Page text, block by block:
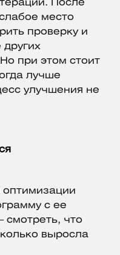
После
место
проверку и
других
при этом стоит
лучше
улучшения не
оптимизации
с ее
что
выросла